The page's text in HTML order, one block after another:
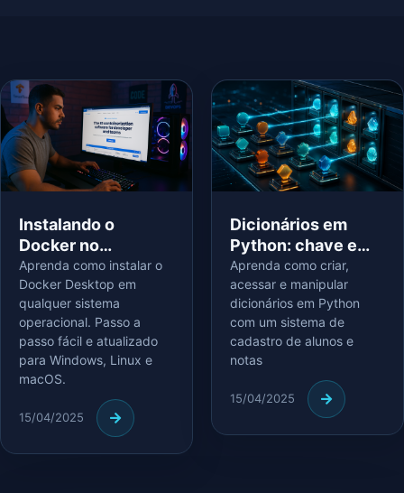
Instalando o
Docker no
Windows, Linux e
macOS – Guia
completo e fácil
Aprenda como instalar o
Docker Desktop em
qualquer sistema
operacional. Passo a
passo fácil e atualizado
para Windows, Linux e
macOS.
15/04/2025
Dicionários em
Python: chave e
valor, o jeito
inteligente de
armazenar dados
Aprenda como criar,
acessar e manipular
dicionários em Python
com um sistema de
cadastro de alunos e
notas
15/04/2025